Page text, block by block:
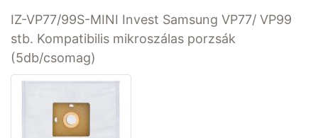
IZ-VP77/99S-MINI Invest Samsung VP77/ VP99
stb. Kompatibilis mikroszálas porzsák
(5db/csomag)